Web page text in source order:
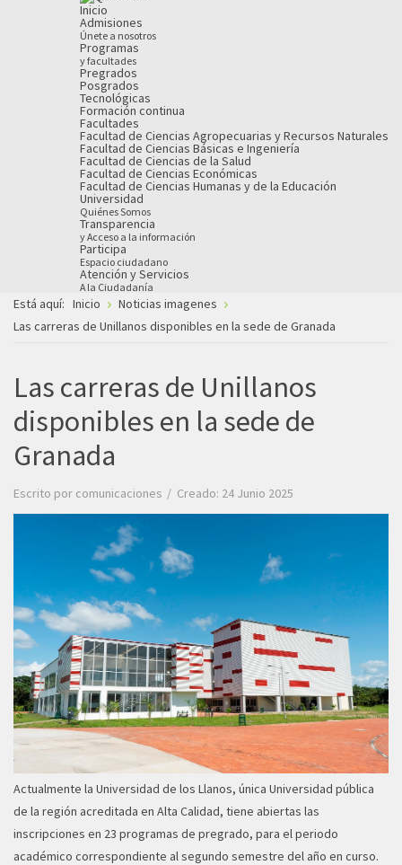
Inicio
Admisiones
Únete a nosotros
Programas
y facultades
Pregrados
Posgrados
Tecnológicas
Formación continua
Facultades
Facultad de Ciencias Agropecuarias y Recursos Naturales
Facultad de Ciencias Básicas e Ingeniería
Facultad de Ciencias de la Salud
Facultad de Ciencias Económicas
Facultad de Ciencias Humanas y de la Educación
Universidad
Quiénes Somos
Transparencia
y Acceso a la información
Participa
Espacio ciudadano
Atención y Servicios
A la Ciudadanía
Está aquí: Inicio
Noticias imagenes
Las carreras de Unillanos disponibles en la sede de Granada
Las carreras de Unillanos
disponibles en la sede de
Granada
Escrito por comunicaciones Creado: 24 Junio 2025
Actualmente la Universidad de los Llanos, única Universidad pública
de la región acreditada en Alta Calidad, tiene abiertas las
inscripciones en 23 programas de pregrado, para el periodo
académico correspondiente al segundo semestre del año en curso.